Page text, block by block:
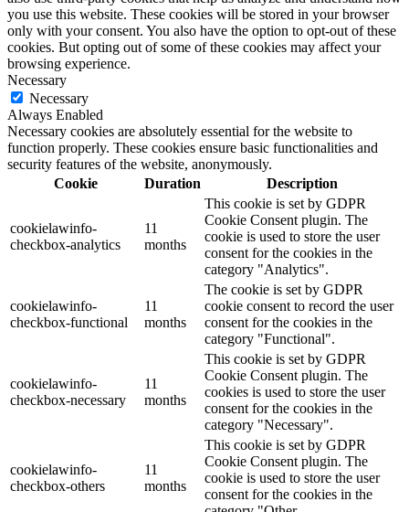
you use this website. These cookies will be stored in your browser
only with your consent. You also have the option to opt-out of these
cookies. But opting out of some of these cookies may affect your
browsing experience.
Necessary
Necessary
Always Enabled
Necessary cookies are absolutely essential for the website to
function properly. These cookies ensure basic functionalities and
security features of the website, anonymously.
Cookie
Duration Description
cookielawinfo-
checkbox-analytics
11
months
This cookie is set by GDPR
Cookie Consent plugin. The
cookie is used to store the user
consent for the cookies in the
category "Analytics".
cookielawinfo-
checkbox-functional
11
months
The cookie is set by GDPR
cookie consent to record the user
consent for the cookies in the
category "Functional".
cookielawinfo-
checkbox-necessary
11
months
This cookie is set by GDPR
Cookie Consent plugin. The
cookies is used to store the user
consent for the cookies in the
category "Necessary".
cookielawinfo-
checkbox-others
11
months
This cookie is set by GDPR
Cookie Consent plugin. The
cookie is used to store the user
consent for the cookies in the